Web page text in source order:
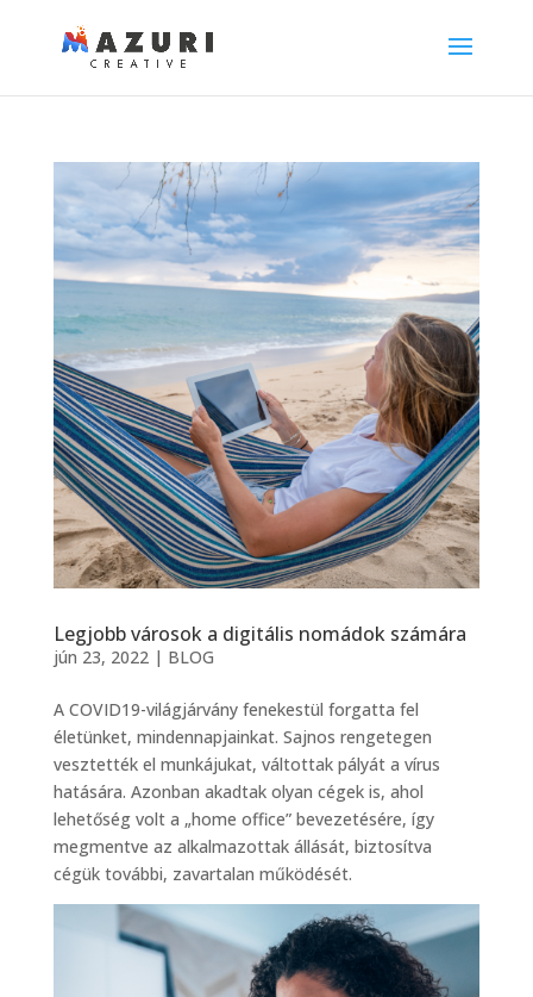
Legjobb városok a digitális nomádok számára
jún 23, 2022| BLOG
A COVID19-világjárvány fenekestül forgatta fel
életünket, mindennapjainkat. Sajnos rengetegen
vesztették el munkájukat, váltottak pályát a vírus
hatására. Azonban akadtak olyan cégek is, ahol
lehetőség volt a „home office” bevezetésére, így
megmentve az alkalmazottak állását, biztosítva
cégük további, zavartalan működését.